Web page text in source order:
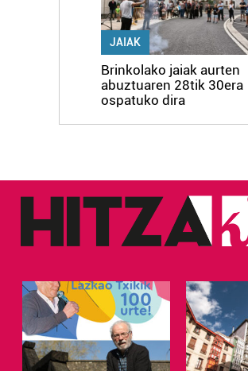
JAIAK
Brinkolako jaiak aurten
abuztuaren 28tik 30era
ospatuko dira